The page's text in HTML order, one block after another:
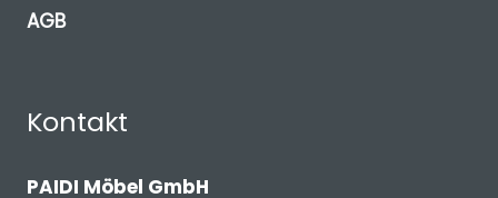
AGB
Kontakt
PAIDI Möbel GmbH